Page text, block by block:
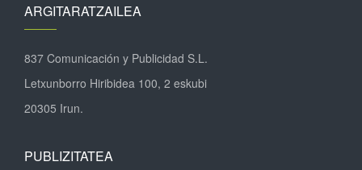
ARGITARATZAILEA
837 Comunicación y Publicidad S.L.
Letxunborro Hiribidea 100, 2 eskubi
20305 Irun.
PUBLIZITATEA